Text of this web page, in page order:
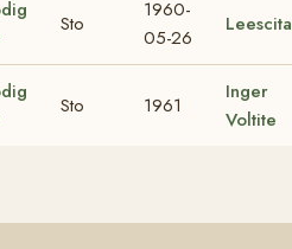
Sto
1960-
05-26
Leescita
Sto 1961
Inger
Voltite